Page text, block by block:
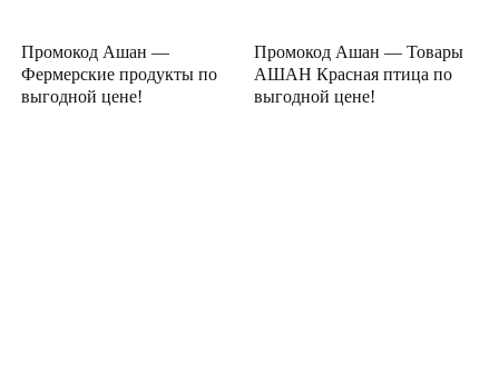
Промокод Ашан —
Фермерские продукты по
выгодной цене!
Промокод Ашан — Товары
АШАН Красная птица по
выгодной цене!